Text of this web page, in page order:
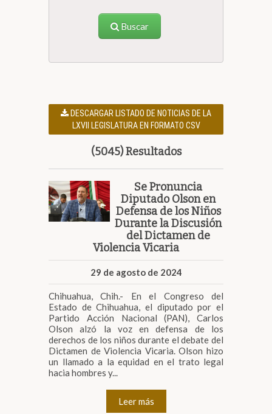
Buscar
DESCARGAR LISTADO DE NOTICIAS DE LA
LXVII LEGISLATURA EN FORMATO CSV
(5045) Resultados
Se Pronuncia
Diputado Olson en
Defensa de los Niños
Durante la Discusión
del Dictamen de
Violencia Vicaria
29 de agosto de 2024
Chihuahua, Chih.- En el Congreso del
Estado de Chihuahua, el diputado por el
Partido Acción Nacional (PAN), Carlos
Olson alzó la voz en defensa de los
derechos de los niños durante el debate del
Dictamen de Violencia Vicaria. Olson hizo
un llamado a la equidad en el trato legal
hacia hombres y...
Leer más